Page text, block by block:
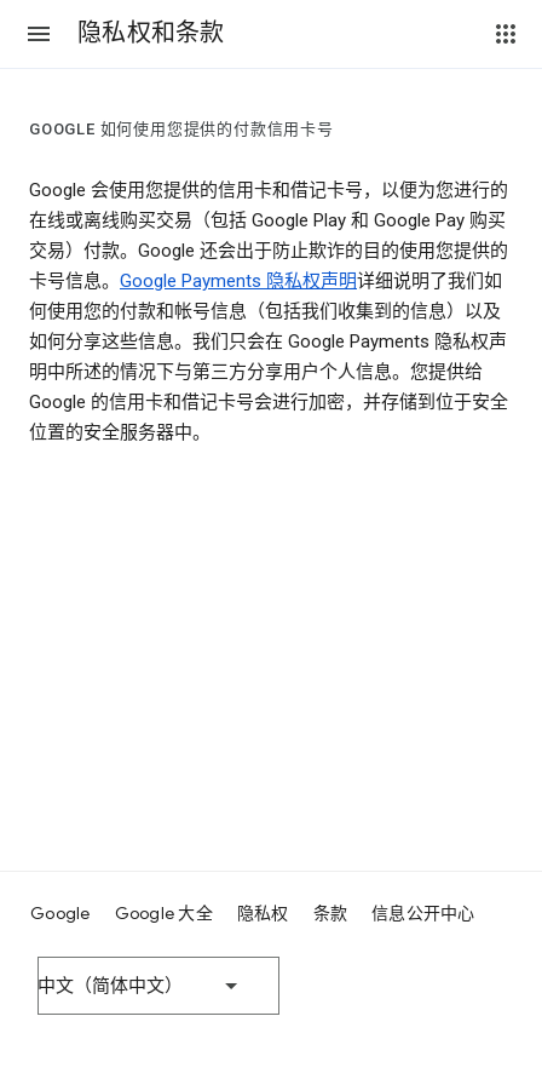
隐私权和条款
GOOGLE 如何使用您提供的付款信用卡号
Google 会使用您提供的信用卡和借记卡号，以便为您进行的
在线或离线购买交易（包括 Google Play 和 Google Pay 购买
交易）付款。Google 还会出于防止欺诈的目的使用您提供的
卡号信息。 Google Payments 隐私权声明详细说明了我们如
何使用您的付款和帐号信息（包括我们收集到的信息）以及
如何分享这些信息。我们只会在 Google Payments 隐私权声
明中所述的情况下与第三方分享用户个人信息。您提供给
Google 的信用卡和借记卡号会进行加密，并存储到位于安全
位置的安全服务器中。
Google Google 大全 隐私权 条款 信息公开中心
中文（简体中文）